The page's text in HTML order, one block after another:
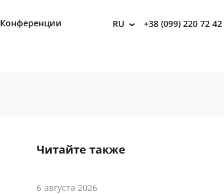
Конференции RU › +38 (099) 220 72 42
Читайте также
6 августа 2026